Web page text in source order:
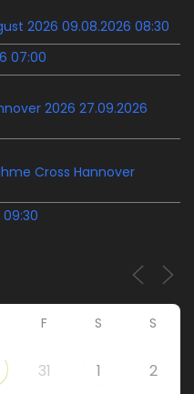
2026 09.08.2026 08:30
07:00
2026 27.09.2026
Cross Hannover
09:30
F S S
31 1 2